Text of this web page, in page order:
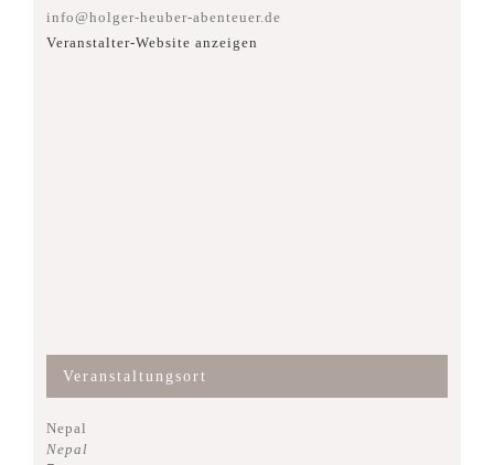
info@holger-heuber-abenteuer.de
Veranstalter-Website anzeigen
Veranstaltungsort
Nepal
Nepal